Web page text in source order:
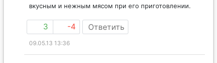
вкусным и нежным мясом при его приготовлении.
3 -4 Ответить
09.05.13 13:36